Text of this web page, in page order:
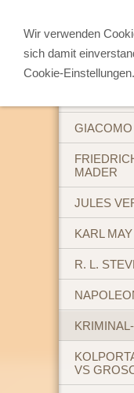
MADER
JULES
KARL MAY
R. L.
VS
Wir verwenden
sich damit
Cookie-Einstellungen.